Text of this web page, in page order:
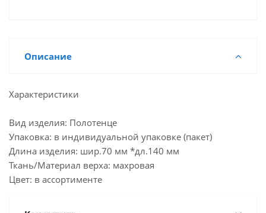
Описание
Характеристики
Вид изделия: Полотенце
Упаковка: в индивидуальной упаковке (пакет)
Длина изделия: шир.70 мм *дл.140 мм
Ткань/Материал верха: махровая
Цвет: в ассортименте